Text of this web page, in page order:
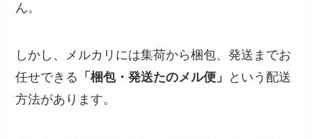
ん。
しかし、メルカリには集荷から梱包、発送までお
任せできる 「梱包・発送たのメル便」
という配送
方法があります。